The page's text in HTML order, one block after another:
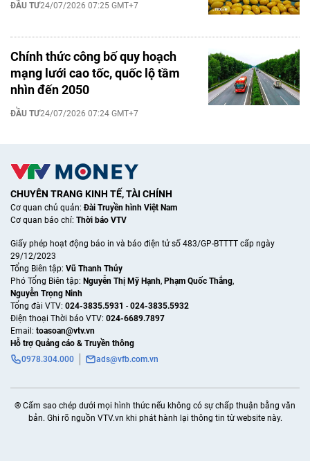
ĐẦU TƯ24/07/2026 07:25 GMT+7
Chính thức công bố quy hoạch
mạng lưới cao tốc, quốc lộ tầm
nhìn đến 2050
ĐẦU TƯ24/07/2026 07:24 GMT+7
CHUYÊN TRANG KINH TẾ, TÀI CHÍNH
Cơ quan chủ quản:Đài Truyền hình Việt Nam
Cơ quan báo chí: Thời báo VTV
Giấy phép hoạt động báo in và báo điện tử số 483/GP-BTTTT cấp ngày
29/12/2023
Tổng Biên tập: Vũ Thanh Thủy
Phó Tổng Biên tập: Nguyễn Thị Mỹ Hạnh, Phạm Quốc Thắng,
Nguyễn Trọng Ninh
Tổng đài VTV: 024-3835.5931 - 024-3835.5932
Ðiện thoại Thời báo VTV: 024-6689.7897
Email: toasoan@vtv.vn
Hỗ trợ Quảng cáo & Truyền thông
0978.304.000
ads@vfb.com.vn
® Cấm sao chép dưới mọi hình thức nếu không có sự chấp thuận bằng văn
bản. Ghi rõ nguồn VTV.vn khi phát hành lại thông tin từ website này.